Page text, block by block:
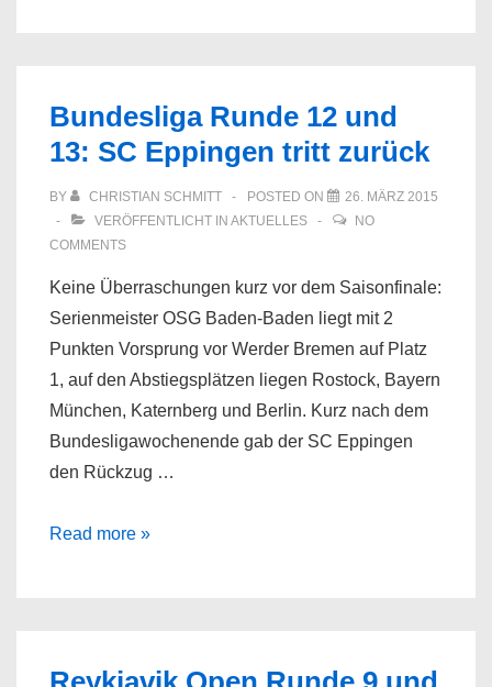
Bundesliga Runde 12 und
13: SC Eppingen tritt zurück
BY CHRISTIAN SCHMITT POSTED ON
26. MÄRZ 2015
VERÖFFENTLICHT IN AKTUELLES
NO
COMMENTS
Keine Überraschungen kurz vor dem Saisonfinale:
Serienmeister OSG Baden-Baden liegt mit 2
Punkten Vorsprung vor Werder Bremen auf Platz
1, auf den Abstiegsplätzen liegen Rostock, Bayern
München, Katernberg und Berlin. Kurz nach dem
Bundesligawochenende gab der SC Eppingen
den Rückzug …
Bundesliga
Read more »